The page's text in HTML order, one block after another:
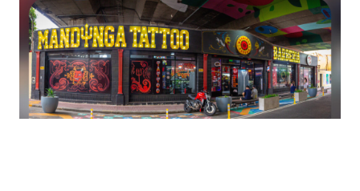
Previous Next